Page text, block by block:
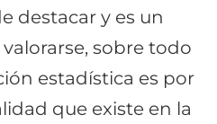
destacar y es un
sobre todo
estadística es por
que existe en la